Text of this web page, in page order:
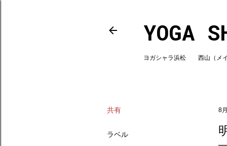
YOGA
ヨガシャラ浜松 西山（メ
共有
ラベル
8